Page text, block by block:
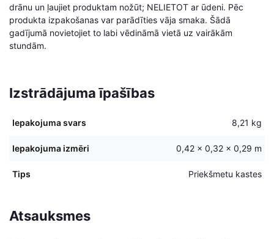
drānu un ļaujiet produktam nožūt; NELIETOT ar ūdeni. Pēc
produkta izpakošanas var parādīties vāja smaka. Šādā
gadījumā novietojiet to labi vēdināmā vietā uz vairākām
stundām.
Izstrādājuma īpašības
Iepakojuma svars 8,21 kg
Iepakojuma izmēri 0,42 × 0,32 × 0,29 m
Tips Priekšmetu kastes
Atsauksmes